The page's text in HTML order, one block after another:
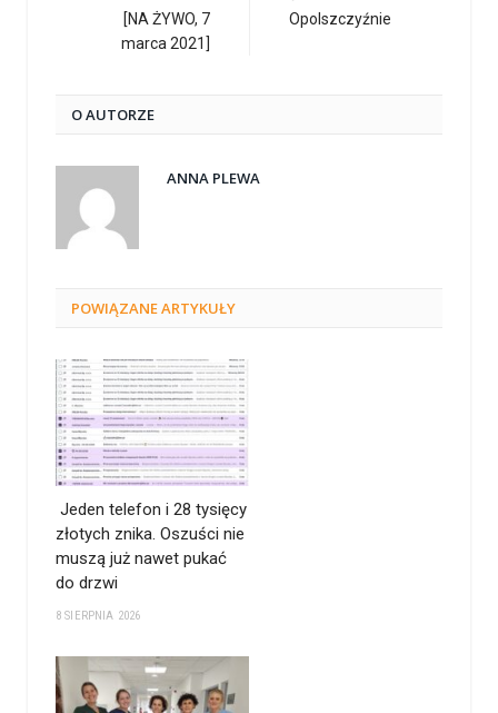
[NA ŻYWO, 7
marca 2021]
Opolszczyźnie
O AUTORZE
ANNA PLEWA
POWIĄZANEARTYKUŁY
Jeden telefon i 28 tysięcy
złotych znika. Oszuści nie
muszą już nawet pukać
do drzwi
8 SIERPNIA 2026